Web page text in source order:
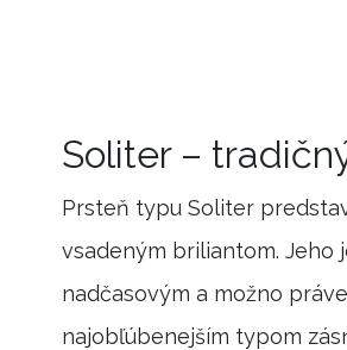
Soliter –
Prsteň typu Soliter
vsadeným briliantom. Jeho
nadčasovým a možno
najobľúbenejším typom